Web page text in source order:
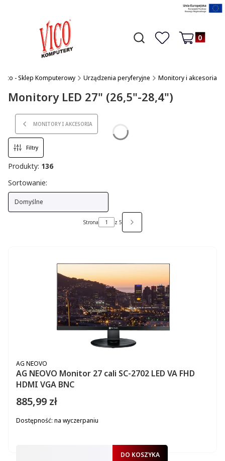
Otwórz wyszukiwarkę
Czego szukasz?Ulubione
Produkty w
Koszyk
Vico - Sklep Komputerowy Urządzenia peryferyjne Monitory i akcesoria
Monitory LED 27" (26,5"-28,4")
MONITORY I AKCESORIA
Filtry
Produkty: 136
Lista produktów
Sortowanie:
Domyślne
Strona z 5 NASTĘPNE PRODUKTY
AG NEOVO Monitor 27 cali SC-2702 LED VA FHD
HDMI VGA BNC
PRODUCENT
AG NEOVO
Cena
885,99 zł
Dostępność: na wyczerpaniu
DO KOSZYKA